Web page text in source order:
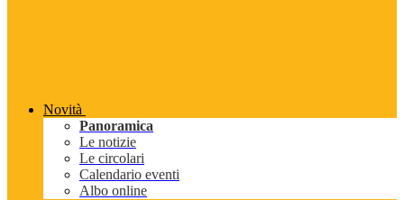
Novità
Panoramica
Le notizie
Le circolari
Calendario eventi
Albo online